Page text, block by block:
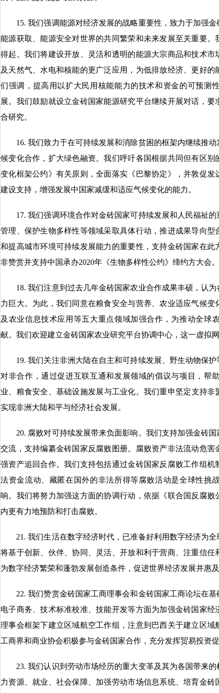
15. 我们强调能源对经济发展的战略重要性，致力于加强金
能源获取、能源安全对世界的共同繁荣和未来发展至关重要
得起。我们将建设开放、灵活和透明的能源大宗商品和技术
及天然气、水电和核能的更广泛应用，为低排放经济、更好
们强调，提高用以扩大民用核能能力的技术和资金的可预测
展。我们鼓励就设立金砖国家能源研究平台继续开展对话，
合研究。
16. 我们致力于在可持续发展和消除贫困的框架内继续推动
候变化合作，扩大绿色融资。我们呼吁各国根据共同但有区
变化框架公约》有关原则，全面落实《巴黎协定》，并敦促
建设支持，增强发展中国家减缓和适应气候变化的能力。
17. 我们强调环境合作对金砖国家可持续发展和人民福祉的
管理、保护生物多样性等领域采取具体行动，推进成果导向
和提高城市环境可持续发展能力的重要性，支持金砖国家在
非赞赏并支持中国承办2020年《生物多样性公约》缔约方大会。
18. 我们注意到过去几年金砖国家农业合作成果丰硕，认为
力巨大。为此，我们同意在粮食安全与营养、农业适应气候
及农业信息技术应用等五大重点领域加强合作，为推动全球
献。我们欢迎建立金砖国家农业研究平台协调中心，这一虚拟
19. 我们关注非洲大陆在自主和可持续发展、野生动物保护
对非合作，通过促进互联互通和发展领域的倡议与项目，帮
业、粮食安全、基础设施发展与工业化。我们重申坚定支持
实现非洲大陆和平与经济社会发展。
20. 腐败对可持续发展带来负面影响。我们支持加强金砖国
交流，支持编纂金砖国家反腐败图册。腐败资产非法流动危
强资产追回合作。我们支持包括通过金砖国家反腐败工作组
法资金流动、藏匿在国外的非法所得等腐败活动是全球性挑
响。我们将努力加强这方面的协调行动，依据《联合国反腐
内更有力地预防和打击腐败。
21. 我们生活在数字经济时代，已准备好利用数字经济为全
将基于创新、伙伴、协同、灵活、开放和利于营商、注重信
为数字经济繁荣和蓬勃发展创造条件，促进世界经济发展并惠
22. 我们赞赏金砖国家工商理事会和金砖国家工商论坛在基
电子商务、技术标准校准、技能开发等方面为加强金砖国家
理事会框架下建立区域航空工作组，注意到巴西关于建立区
工商界和商业协会积极参与金砖国家合作，充分发挥贸易投资
23. 我们认识到劳动市场经历的重大变革及其为各国带来的
力资源、就业、社会保障、加强劳动市场信息系统、培育金